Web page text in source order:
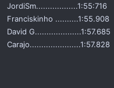
JordiSm..................1:55:716
Franciskinho ..........1:55.908
David G....................1:57.685
Carajo......................1:57.828